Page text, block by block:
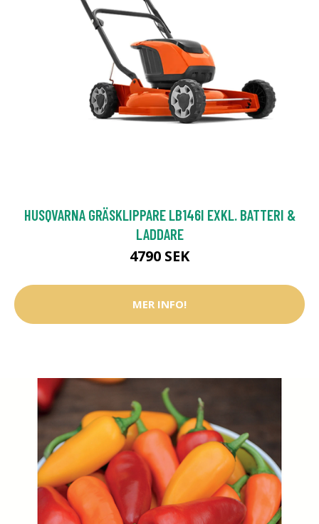
HUSQVARNA GRÄSKLIPPARE LB146I EXKL. BATTERI &
LADDARE
4790 SEK
MER INFO!